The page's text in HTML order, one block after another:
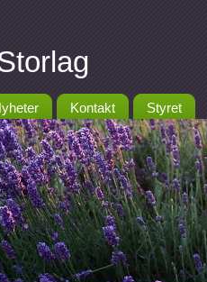
Kontakt Styret